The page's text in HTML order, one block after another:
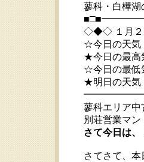
蓼科・白樺湖
◇◆◇ １月
☆今日の天気
★今日の最高
☆今日の最低
★明日の天気
蓼科エリア中
別荘営業マ
さて今日は、
さてさて、